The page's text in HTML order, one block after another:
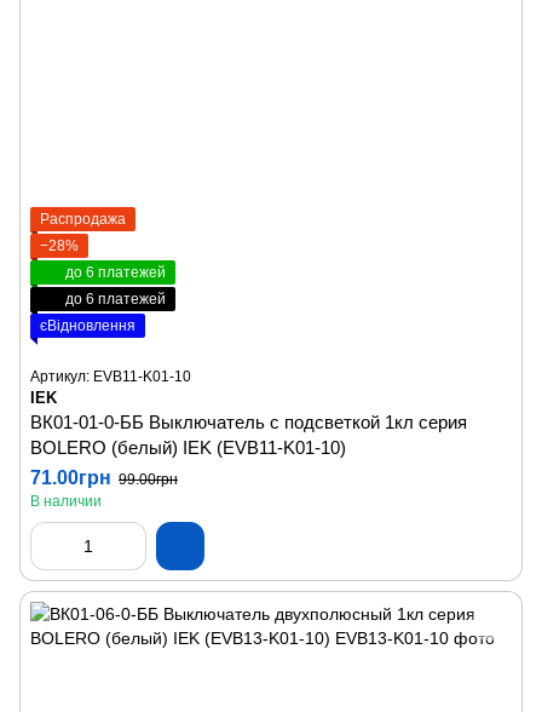
Распродажа
−28%
до 6 платежей
до 6 платежей
єВідновлення
Артикул: EVB11-K01-10
IEK
ВК01-01-0-ББ Выключатель с подсветкой 1кл серия
BOLERO (белый) IEK (EVB11-K01-10)
71.00грн 99.00грн
В наличии